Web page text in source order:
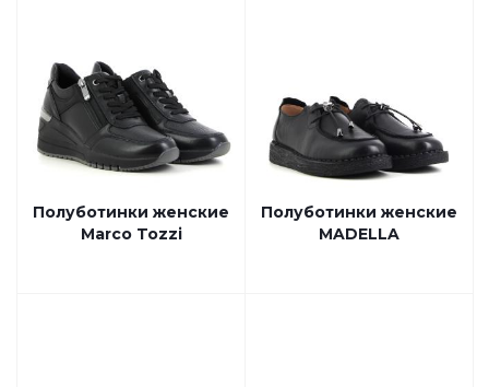
Полуботинки женские
Marco Tozzi
Полуботинки женские
MADELLA